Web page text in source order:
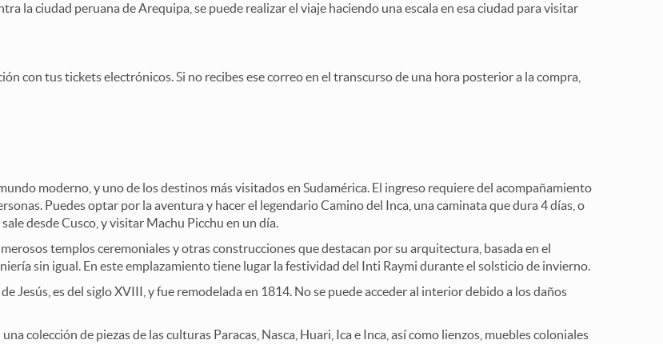
la ciudad peruana de Arequipa, se puede realizar el viaje haciendo una escala en esa ciudad para visitar
con tus tickets electrónicos. Si no recibes ese correo en el transcurso de una hora posterior a la compra,
moderno, y uno de los destinos más visitados en Sudamérica. El ingreso requiere del acompañamiento
Puedes optar por la aventura y hacer el legendario Camino del Inca, una caminata que dura 4 días, o
desde Cusco, y visitar Machu Picchu en un día.
templos ceremoniales y otras construcciones que destacan por su arquitectura, basada en el
sin igual. En este emplazamiento tiene lugar la festividad del Inti Raymi durante el solsticio de invierno.
Jesús, es del siglo XVIII, y fue remodelada en 1814. No se puede acceder al interior debido a los daños
colección de piezas de las culturas Paracas, Nasca, Huari, Ica e Inca, así como lienzos, muebles coloniales